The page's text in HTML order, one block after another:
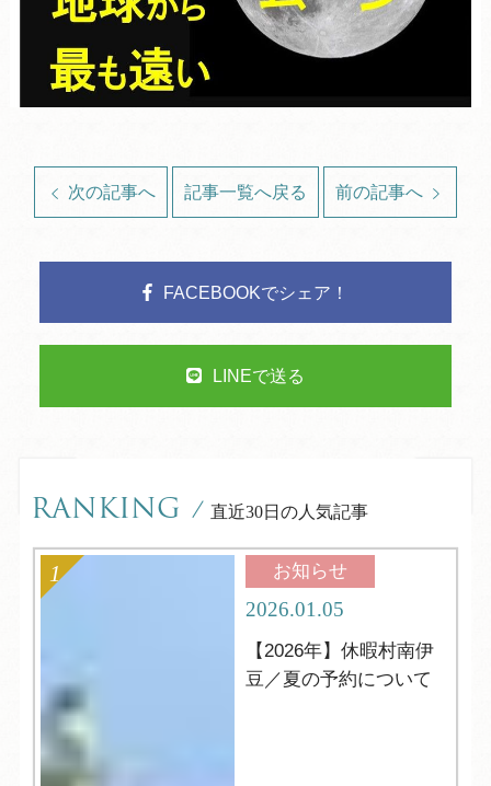
次の記事へ 記事一覧へ戻る 前の記事へ
FACEBOOKでシェア！
LINEで送る
RANKING / 直近30日の人気記事
お知らせ
2026.01.05
【2026年】休暇村南伊
豆／夏の予約について